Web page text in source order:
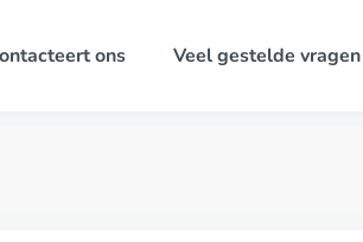
ons Veel gestelde vragen